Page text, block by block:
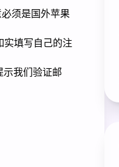
须是国外苹果
填写自己的注
我们验证邮